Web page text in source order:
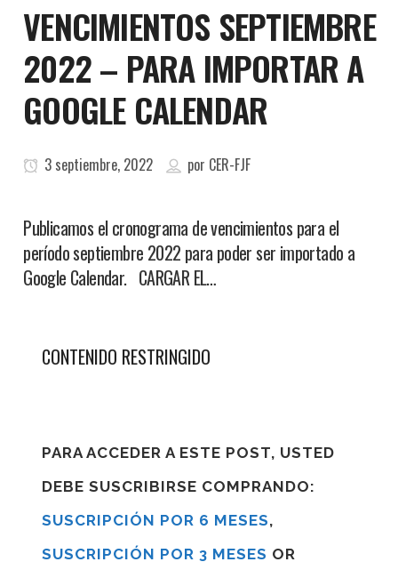
VENCIMIENTOS SEPTIEMBRE
2022 – PARA IMPORTAR A
GOOGLE CALENDAR
3 septiembre, 2022 por CER-FJF
Publicamos el cronograma de vencimientos para el
período septiembre 2022 para poder ser importado a
Google Calendar. CARGAR EL…
CONTENIDO RESTRINGIDO
PARA ACCEDER A ESTE POST, USTED
DEBE SUSCRIBIRSE COMPRANDO:
SUSCRIPCIÓN POR 6 MESES,
SUSCRIPCIÓN POR 3 MESES OR